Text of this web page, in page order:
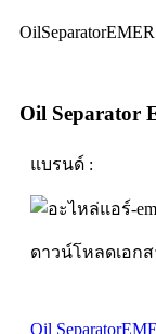
Oil Separator
แบรนด์ :
ดาวน์โหลดเอกส
Oil